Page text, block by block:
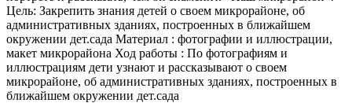
Цель: Закрепить знания детей о своем микрорайоне, об
административных зданиях, построенных в ближайшем
окружении дет.сада Материал : фотографии и иллюстрации,
макет микрорайона Ход работы : По фотографиям и
иллюстрациям дети узнают и рассказывают о своем
микрорайоне, об административных зданиях, построенных в
ближайшем окружении дет.сада